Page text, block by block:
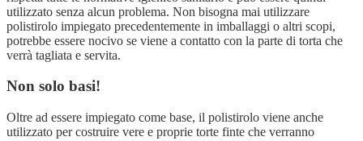
utilizzato senza alcun problema. Non bisogna mai utilizzare
polistirolo impiegato precedentemente in imballaggi o altri scopi,
potrebbe essere nocivo se viene a contatto con la parte di torta che
verrà tagliata e servita.
Non solo basi!
Oltre ad essere impiegato come base, il polistirolo viene anche
utilizzato per costruire vere e proprie torte finte che verranno